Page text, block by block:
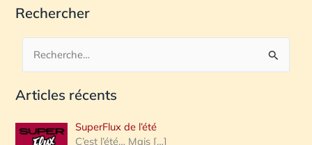
Rechercher
c
e
Articles récents
SuperFlux de l’été
C’est l’été… Mais […]